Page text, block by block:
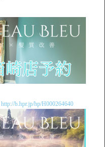
http://b.hpr.jp/hp/H000264640